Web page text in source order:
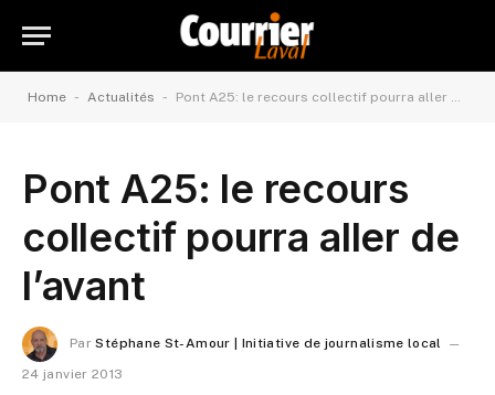
Home - Actualités - Pont A25: le recours collectif pourra aller de l’avant
Pont A25: le recours
collectif pourra aller de
l’avant
Par Stéphane St-Amour | Initiative de journalisme local
24 janvier 2013